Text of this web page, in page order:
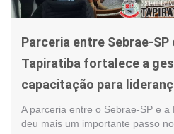
Parceria entre Sebrae-
Tapiratiba fortalece a
capacitação para
A parceria entre o Sebrae-SP e a
deu mais um importante passo